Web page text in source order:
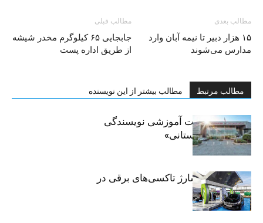
مطالب قبلی
جابجایی ۶۵ کیلوگرم مخدر شیشه
از طریق اداره پست
مطالب بعدی
۱۵ هزار دبیر تا نیمه آبان وارد
مدارس می‌شوند‌
مطالب مرتبط مطالب بیشتر از این نویسنده
برگزاری جلسات آموزشی نویسندگی
«زندگی‌نامه داستانی»
توسعه شبکه شارژ تاکسی‌های برقی در
پایتخت